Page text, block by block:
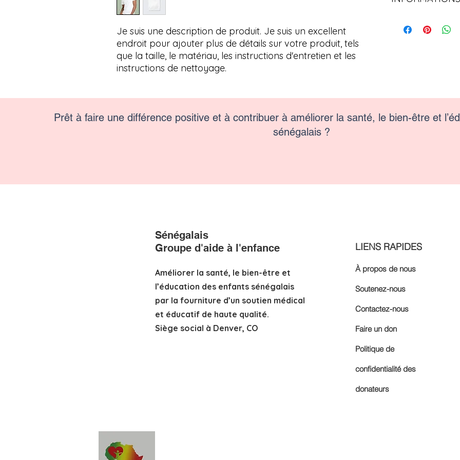
Je suis une description de produit. Je suis un excellent
endroit pour ajouter plus de détails sur votre produit, tels
que la taille, le matériau, les instructions d'entretien et les
instructions de nettoyage.
d'échange simple
endroit pour
Prêt à faire une différence positive et à contribuer à améliorer la santé, le bien-être et
sénégalais ?
Sénégalais
Groupe d'aide à l'enfance
Améliorer la santé, le bien-être et
l’éducation des enfants sénégalais
par la fourniture d’un soutien médical
et éducatif de haute qualité.
Siège social à Denver, CO
LIENS RAPIDES
À propos de nous
Soutenez-nous
Contactez-nous
Faire un don
Politique de
confidentialité des
donateurs